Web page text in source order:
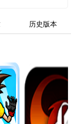
历史版本